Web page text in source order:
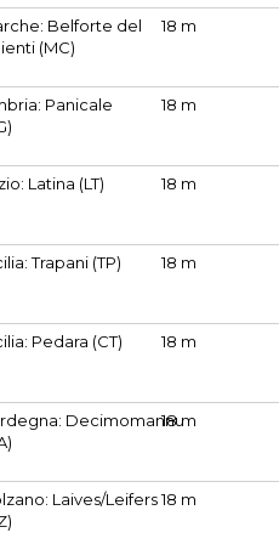
Belforte del
(MC)
18 m
Panicale
18 m
Latina (LT) 18 m
Trapani (TP) 18 m
Pedara (CT) 18 m
Decimomannu
18 m
Laives/Leifers18 m